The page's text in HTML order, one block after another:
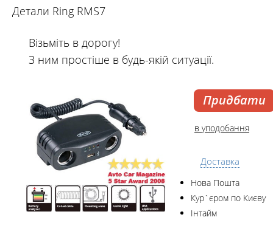
Детали Ring RMS7
Візьміть в дорогу!
З ним простіше в будь-якій ситуації.
Придбати
в уподобання
Доставка
Нова Пошта
Кур`єром по Києву
Інтайм